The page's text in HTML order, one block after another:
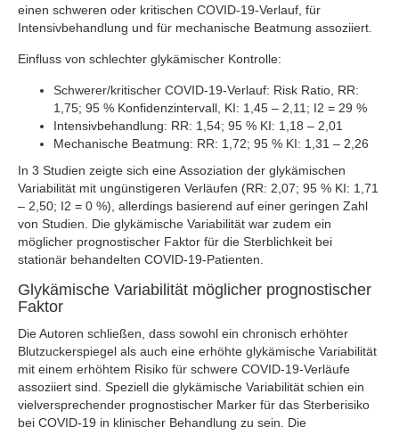
einen schweren oder kritischen COVID-19-Verlauf, für
Intensivbehandlung und für mechanische Beatmung assoziiert.
Einfluss von schlechter glykämischer Kontrolle:
Schwerer/kritischer COVID-19-Verlauf: Risk Ratio, RR:
1,75; 95 % Konfidenzintervall, KI: 1,45 – 2,11; I2 = 29 %
Intensivbehandlung: RR: 1,54; 95 % KI: 1,18 – 2,01
Mechanische Beatmung: RR: 1,72; 95 % KI: 1,31 – 2,26
In 3 Studien zeigte sich eine Assoziation der glykämischen
Variabilität mit ungünstigeren Verläufen (RR: 2,07; 95 % KI: 1,71
– 2,50; I2 = 0 %), allerdings basierend auf einer geringen Zahl
von Studien. Die glykämische Variabilität war zudem ein
möglicher prognostischer Faktor für die Sterblichkeit bei
stationär behandelten COVID-19-Patienten.
Glykämische Variabilität möglicher prognostischer
Faktor
Die Autoren schließen, dass sowohl ein chronisch erhöhter
Blutzuckerspiegel als auch eine erhöhte glykämische Variabilität
mit einem erhöhtem Risiko für schwere COVID-19-Verläufe
assoziiert sind. Speziell die glykämische Variabilität schien ein
vielversprechender prognostischer Marker für das Sterberisiko
bei COVID-19 in klinischer Behandlung zu sein. Die